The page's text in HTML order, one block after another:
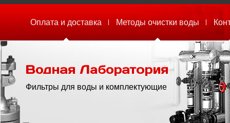
Фильтры для воды и комплектующие
Оплата и доставка Методы очистки воды